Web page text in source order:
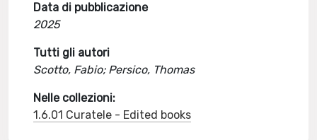
Data di pubblicazione
2025
Tutti gli autori
Scotto, Fabio; Persico, Thomas
Nelle collezioni:
1.6.01 Curatele - Edited books